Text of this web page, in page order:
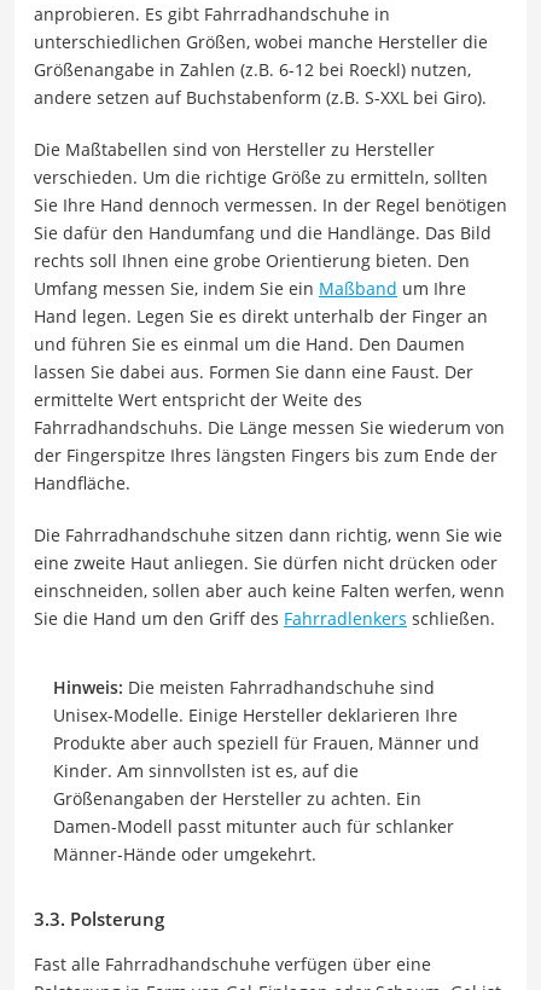
anprobieren. Es gibt Fahrradhandschuhe in
unterschiedlichen Größen, wobei manche Hersteller die
Größenangabe in Zahlen (z.B. 6-12 bei Roeckl) nutzen,
andere setzen auf Buchstabenform (z.B. S-XXL bei Giro).
Die Maßtabellen sind von Hersteller zu Hersteller
verschieden. Um die richtige Größe zu ermitteln, sollten
Sie Ihre Hand dennoch vermessen. In der Regel benötigen
Sie dafür den Handumfang und die Handlänge. Das Bild
rechts soll Ihnen eine grobe Orientierung bieten. Den
Umfang messen Sie, indem Sie ein Maßband um Ihre
Hand legen. Legen Sie es direkt unterhalb der Finger an
und führen Sie es einmal um die Hand. Den Daumen
lassen Sie dabei aus. Formen Sie dann eine Faust. Der
ermittelte Wert entspricht der Weite des
Fahrradhandschuhs. Die Länge messen Sie wiederum von
der Fingerspitze Ihres längsten Fingers bis zum Ende der
Handfläche.
Die Fahrradhandschuhe sitzen dann richtig, wenn Sie wie
eine zweite Haut anliegen. Sie dürfen nicht drücken oder
einschneiden, sollen aber auch keine Falten werfen, wenn
Sie die Hand um den Griff des Fahrradlenkers schließen.
Hinweis: Die meisten Fahrradhandschuhe sind
Unisex-Modelle. Einige Hersteller deklarieren Ihre
Produkte aber auch speziell für Frauen, Männer und
Kinder. Am sinnvollsten ist es, auf die
Größenangaben der Hersteller zu achten. Ein
Damen-Modell passt mitunter auch für schlanker
Männer-Hände oder umgekehrt.
3.3. Polsterung
Fast alle Fahrradhandschuhe verfügen über eine